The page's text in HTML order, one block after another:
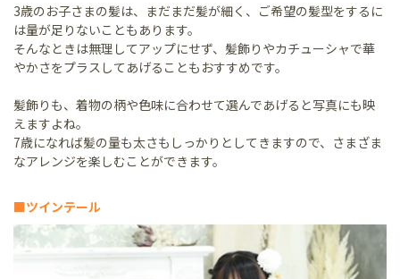
3歳のお子さまの髪は、まだまだ髪が細く、ご希望の髪型をするに
は量が足りないこともあります。
そんなときは無理してアップにせず、髪飾りやカチューシャで華
やかさをプラスしてあげることもおすすめです。
髪飾りも、着物の柄や色味に合わせて選んであげると写真にも映
えますよね。
7歳になれば髪の量も太さもしっかりとしてきますので、さまざま
なアレンジを楽しむことができます。
■ツインテール